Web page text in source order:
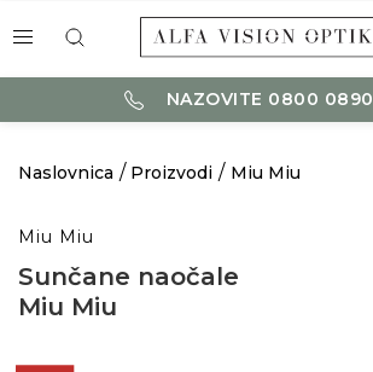
NAZOVITE 0800 0890
Naslovnica Proizvodi Miu Miu
Miu Miu
Sunčane naočale
Miu Miu